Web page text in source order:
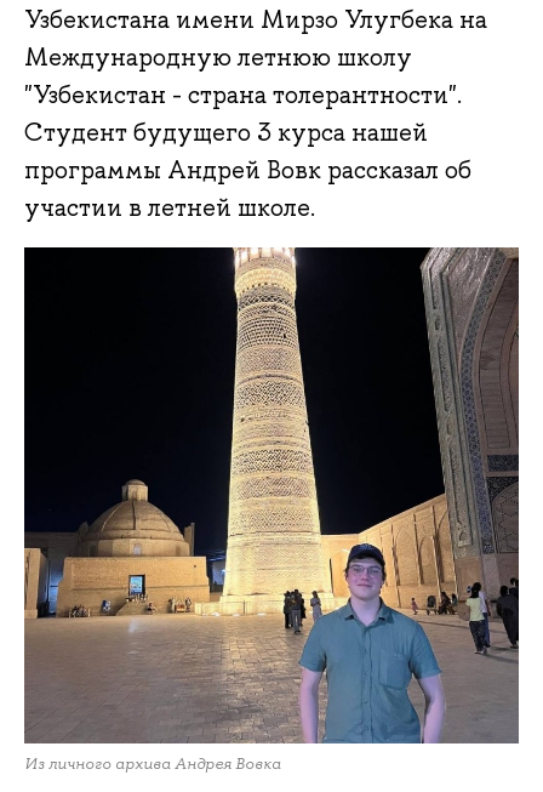
Узбекистана имени Мирзо Улугбека на
Международную летнюю школу
"Узбекистан - страна толерантности".
Студент будущего 3 курса нашей
программы Андрей Вовк рассказал об
участии в летней школе.
Из личного архива Андрея Вовка